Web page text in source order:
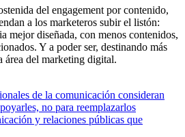
del engagement por contenido,
a los marketeros subir el listón:
mejor diseñada, con menos contenidos,
Y a poder ser, destinando más
área del marketing digital.
de la comunicación consideran
no para reemplazarlos
y relaciones públicas que